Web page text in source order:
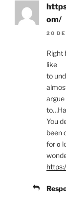
om/
20
Right
like
to
argue
You
been
for ɑ